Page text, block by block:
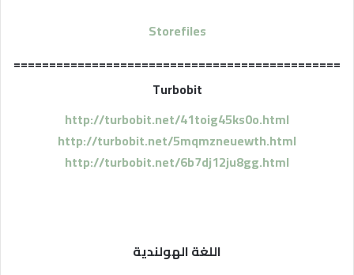
Storefiles
==============================================
Turbobit
http://turbobit.net/41toig45ks0o.html
http://turbobit.net/5mqmzneuewth.html
http://turbobit.net/6b7dj12ju8gg.html
اللغة الهولندية